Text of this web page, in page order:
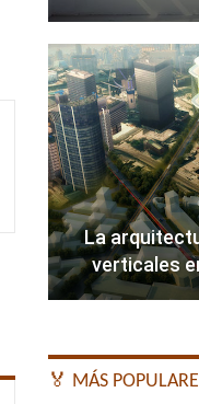
La
verticales
🏅 MÁS